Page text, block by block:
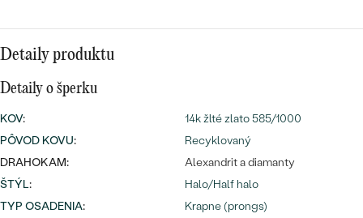
PODĽA TVARU DRAHOKAMU
NA MIERU
Najpredávanejšie
náušnice
PREZRIEŤ
Personalizované
prívesky
Najpredávanejšie
prstene
PREZRIEŤ
Detaily produktu
Detaily o šperku
KOV:
14k žlté zlato 585/1000
PÔVOD KOVU:
Recyklovaný
DRAHOKAM:
Alexandrit a diamanty
ŠTÝL:
Halo/Half halo
TYP OSADENIA:
Krapne (prongs)